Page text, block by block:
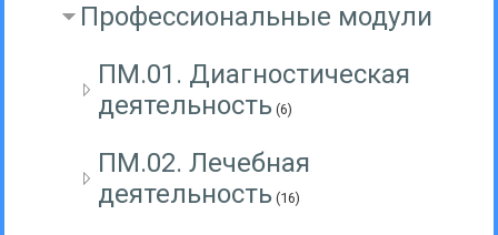
Профессиональные модули
ПМ.01. Диагностическая
деятельность (6)
ПМ.02. Лечебная
деятельность (16)